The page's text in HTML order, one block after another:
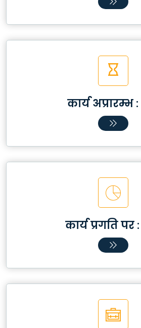
कार्य अप्रारम्भ :
कार्य प्रगति पर :